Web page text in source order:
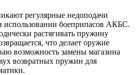
регулярные недоподачи
использовании боеприпасов АКБС.
растягивать пружину
что делает оружие
возможность замены магазина
возвратных пружин для